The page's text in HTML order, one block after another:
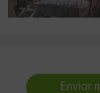
Enviar